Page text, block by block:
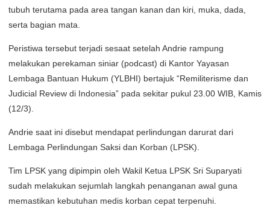
tubuh terutama pada area tangan kanan dan kiri, muka, dada,
serta bagian mata.
Peristiwa tersebut terjadi sesaat setelah Andrie rampung
melakukan perekaman siniar (podcast) di Kantor Yayasan
Lembaga Bantuan Hukum (YLBHI) bertajuk “Remiliterisme dan
Judicial Review di Indonesia” pada sekitar pukul 23.00 WIB, Kamis
(12/3).
Andrie saat ini disebut mendapat perlindungan darurat dari
Lembaga Perlindungan Saksi dan Korban (LPSK).
Tim LPSK yang dipimpin oleh Wakil Ketua LPSK Sri Suparyati
sudah melakukan sejumlah langkah penanganan awal guna
memastikan kebutuhan medis korban cepat terpenuhi.